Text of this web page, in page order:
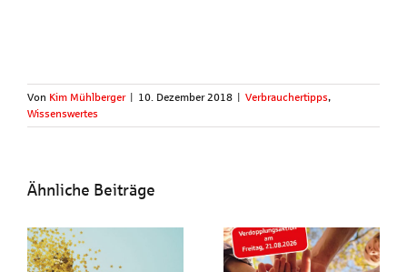
Von Kim Mühlberger | 10. Dezember 2018 | Verbrauchertipps,
Wissenswertes
Ähnliche Beiträge